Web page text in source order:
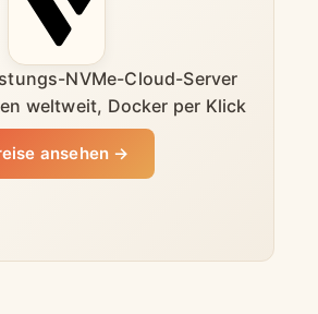
NVMe-Cloud-Server
weltweit, Docker per Klick
ansehen →